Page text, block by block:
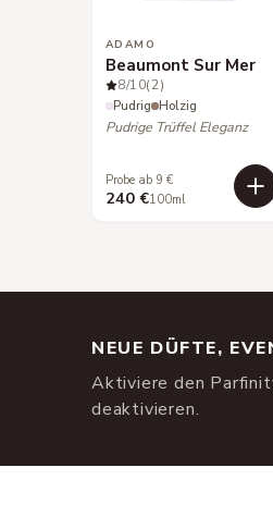
ADAMO
Beaumont Sur Mer
8/10(2)
Pudrig Holzig
Pudrige Trüffel Eleganz
Probe ab 9 €
240 €100ml
NEUE DÜFTE,
Aktiviere den
deaktivieren.